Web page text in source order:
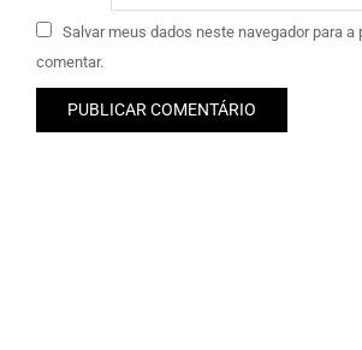
Salvar meus dados neste navegador para a
comentar.